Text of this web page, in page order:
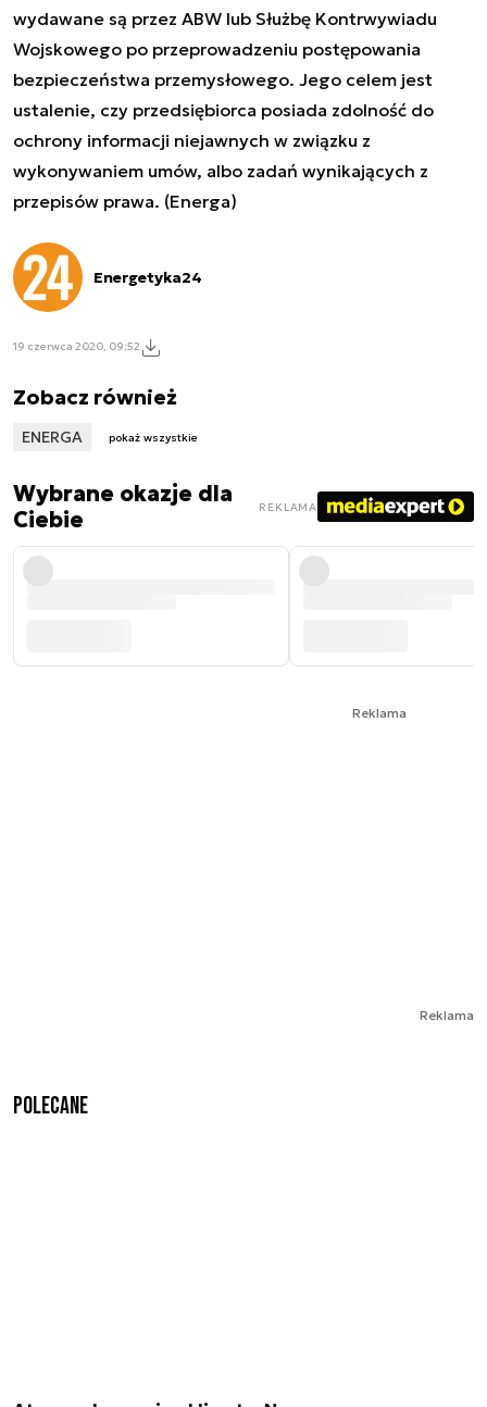
wydawane są przez ABW lub Służbę Kontrwywiadu
Wojskowego po przeprowadzeniu postępowania
bezpieczeństwa przemysłowego. Jego celem jest
ustalenie, czy przedsiębiorca posiada zdolność do
ochrony informacji niejawnych w związku z
wykonywaniem umów, albo zadań wynikających z
przepisów prawa. (Energa)
Energetyka24
19 czerwca 2020, 09:52
Zobacz również
ENERGA pokaż wszystkie
Wybrane okazje dla
Ciebie
REKLAMA
Reklama
Reklama
Polecane